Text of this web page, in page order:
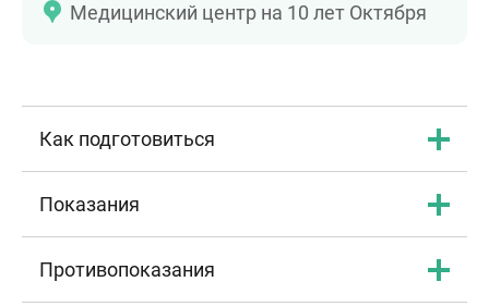
Медицинский центр на 10 лет Октября
Как подготовиться
Показания
Противопоказания